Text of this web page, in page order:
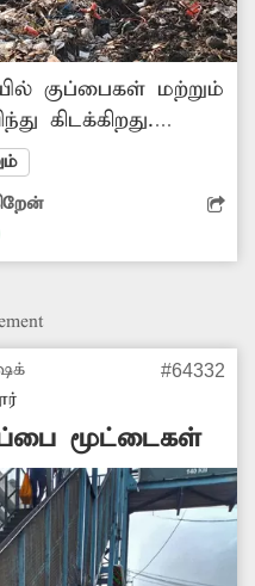
குப்பைகள் மற்றும்
கிடக்கிறது.
சூழ்நிலை
சுத்தம் செய்ய
#64332
மூட்டைகள்